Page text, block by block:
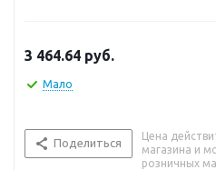
3 464.64 руб.
Мало
Поделиться
Цена
магазина и
розничных